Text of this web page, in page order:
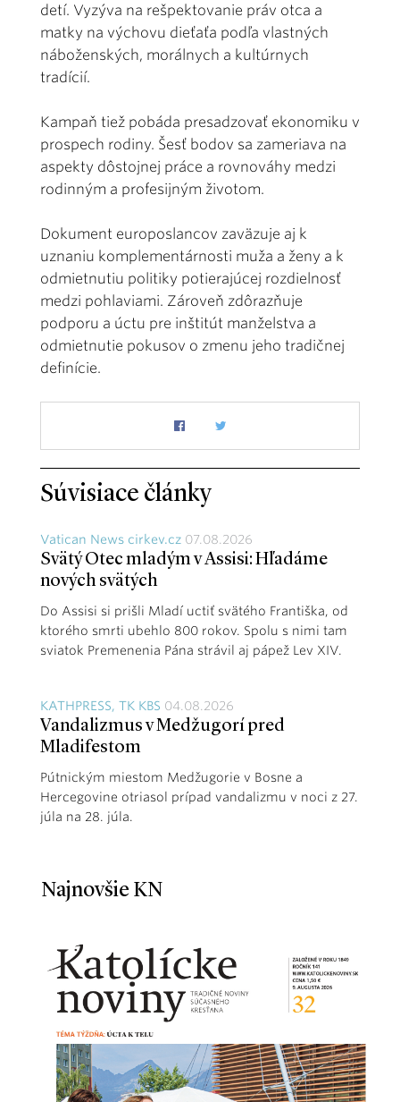
detí. Vyzýva na rešpektovanie práv otca a
matky na výchovu dieťaťa podľa vlastných
náboženských, morálnych a kultúrnych
tradícií.
Kampaň tiež pobáda presadzovať ekonomiku v
prospech rodiny. Šesť bodov sa zameriava na
aspekty dôstojnej práce a rovnováhy medzi
rodinným a profesijným životom.
Dokument europoslancov zaväzuje aj k
uznaniu komplementárnosti muža a ženy a k
odmietnutiu politiky potierajúcej rozdielnosť
medzi pohlaviami. Zároveň zdôrazňuje
podporu a úctu pre inštitút manželstva a
odmietnutie pokusov o zmenu jeho tradičnej
definície.
Súvisiace články
Vatican News cirkev.cz 07.08.2026
Svätý Otec mladým v Assisi: Hľadáme
nových svätých
Do Assisi si prišli Mladí uctiť svätého Františka, od
ktorého smrti ubehlo 800 rokov. Spolu s nimi tam
sviatok Premenenia Pána strávil aj pápež Lev XIV.
KATHPRESS, TK KBS 04.08.2026
Vandalizmus v Medžugorí pred
Mladifestom
Pútnickým miestom Medžugorie v Bosne a
Hercegovine otriasol prípad vandalizmu v noci z 27.
júla na 28. júla.
Najnovšie KN